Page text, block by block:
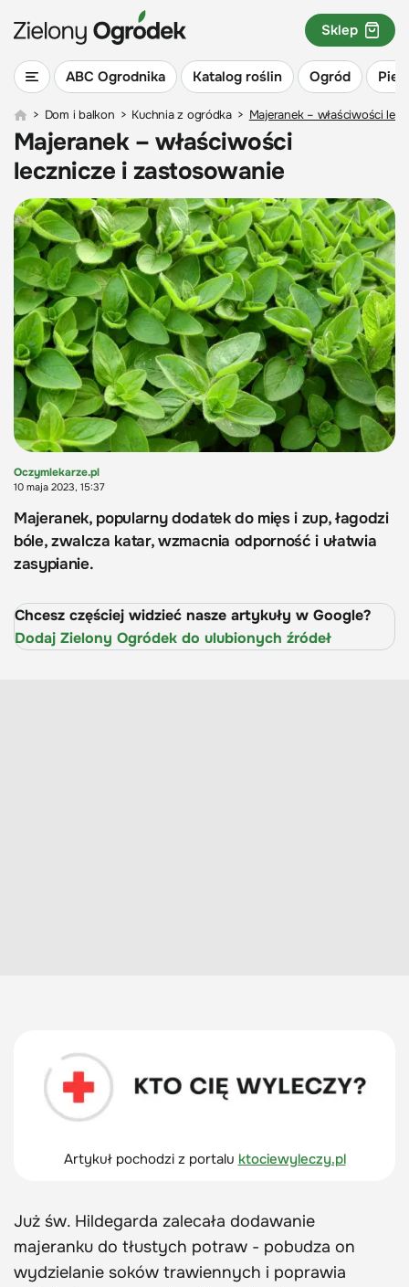
ABC Ogrodnika Katalog roślin Ogród
Sklep
> Dom i balkon > Kuchnia z ogródka > Majeranek – właściwości
Majeranek – właściwości
lecznicze i zastosowanie
Oczymlekarze.pl
10 maja 2023, 15:37
Majeranek, popularny dodatek do mięs i zup, łagodzi
bóle, zwalcza katar, wzmacnia odporność i ułatwia
zasypianie.
Chcesz częściej widzieć nasze artykuły w Google?
Dodaj Zielony Ogródek do ulubionych źródeł
Artykuł pochodzi z portalu ktociewyleczy.pl
Już św. Hildegarda zalecała dodawanie
majeranku do tłustych potraw - pobudza on
wydzielanie soków trawiennych i poprawia